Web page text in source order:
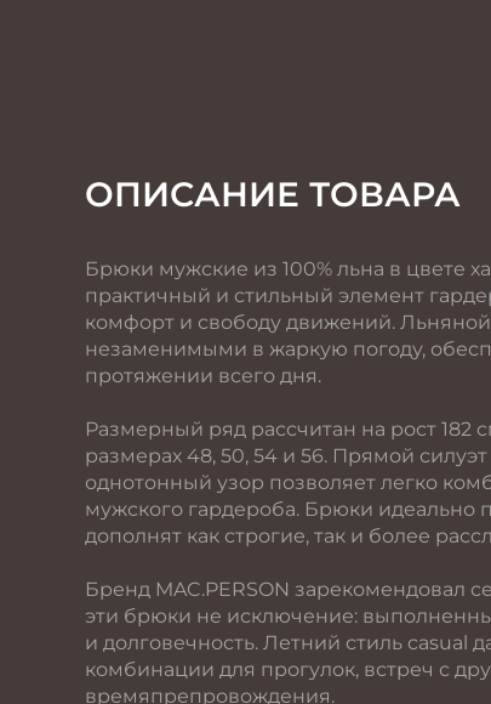
ОПИСАНИЕ ТОВАРА
Брюки мужские из 100% льна в цвете
практичный и стильный элемент
комфорт и свободу движений.
незаменимыми в жаркую погоду,
протяжении всего дня.
Размерный ряд рассчитан на рост 182
размерах 48, 50, 54 и 56. Прямой
однотонный узор позволяет легко
мужского гардероба. Брюки идеально
дополнят как строгие, так и более
Бренд MAC.PERSON зарекомендовал
эти брюки не исключение:
и долговечность. Летний стиль casual
комбинации для прогулок, встреч с
времяпрепровождения.